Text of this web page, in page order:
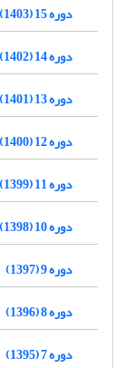
دوره 15 (1403)
دوره 14 (1402)
دوره 13 (1401)
دوره 12 (1400)
دوره 11 (1399)
دوره 10 (1398)
دوره 9 (1397)
دوره 8 (1396)
دوره 7 (1395)